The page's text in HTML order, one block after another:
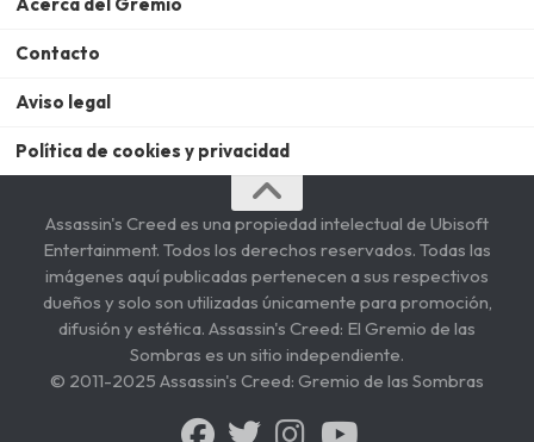
Contacto
Aviso legal
Política de cookies y privacidad
Assassin's Creed es una propiedad intelectual de Ubisoft
Entertainment. Todos los derechos reservados. Todas las
imágenes aquí publicadas pertenecen a sus respectivos
dueños y solo son utilizadas únicamente para promoción,
difusión y estética. Assassin's Creed: El Gremio de las
Sombras es un sitio independiente.
© 2011-2025 Assassin's Creed: Gremio de las Sombras